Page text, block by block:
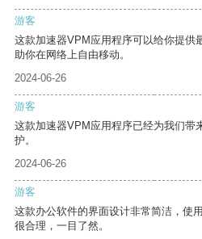
游客
这款加速器VPM应用程序可以给你提供
助你在网络上自由移动。
2024-06-26
游客
这款加速器VPM应用程序已经为我们带
护。
2024-06-26
游客
这款办公软件的界面设计非常简洁，使
很合理，一目了然。